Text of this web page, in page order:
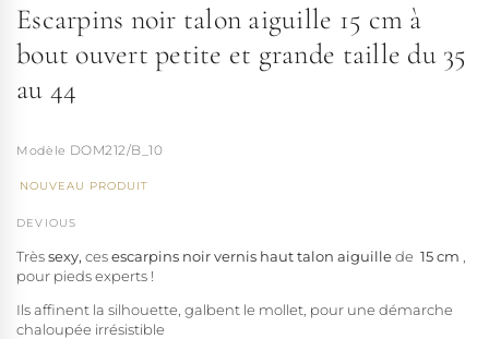
Escarpins noir talon aiguille 15 cm à
bout ouvert petite et grande taille du 35
au 44
DOM212/B_10
NOUVEAU PRODUIT
DEVIOUS
Trèssexy, cesescarpins noir vernis haut talon aiguillede 15 cm
pour pieds experts !
Ils affinent la silhouette, galbent le mollet, pour une démarche
chaloupée irrésistible